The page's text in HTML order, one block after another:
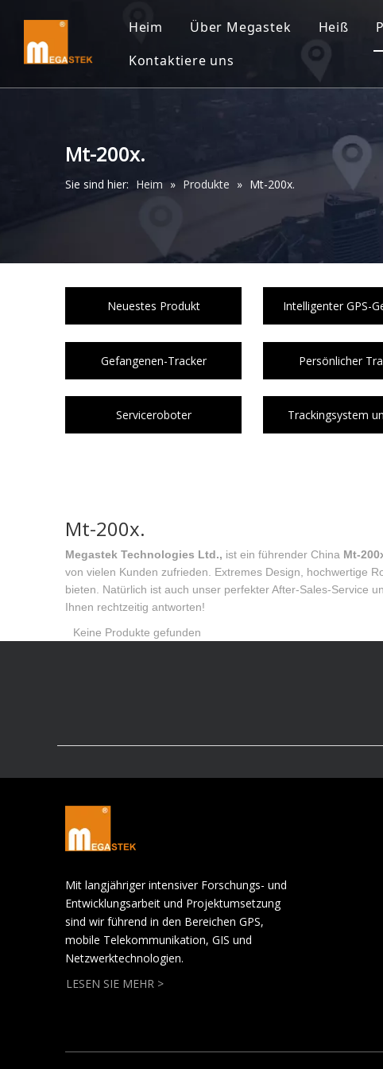
Heim Über Megastek Heiß
Kontaktiere uns
Mt-200x.
Sie sind hier: Heim » Produkte » Mt-200x.
Neuestes Produkt Intelligenter GPS-
Gefangenen-Tracker Persönlicher
Serviceroboter Trackingsystem
Mt-200x.
Megastek Technologies Ltd., ist ein führender China Mt-
von vielen Kunden zufrieden. Extremes Design, hochwertige
bieten. Natürlich ist auch unser perfekter After-Sales-Service
Ihnen rechtzeitig antworten!
Keine Produkte gefunden
Mit langjähriger intensiver Forschungs- und
Entwicklungsarbeit und Projektumsetzung
sind wir führend in den Bereichen GPS,
mobile Telekommunikation, GIS und
Netzwerktechnologien.
LESEN SIE MEHR >